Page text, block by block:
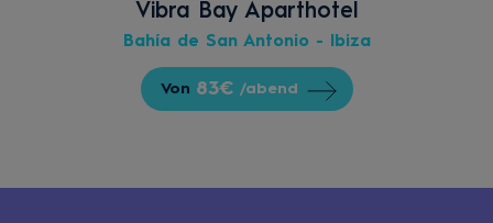
Vibra Bay Aparthotel
Bahía de San Antonio - Ibiza
Von 83€ /abend